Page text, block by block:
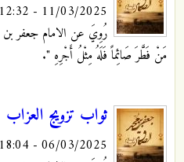
11/03/2025 - 12:32
رُوِيَ عن الامام جعفر بن
مَنْ فَطَّرَ صَائِماً فَلَهُ مِثْلُ أَجْرِهِ ".
ثواب تزويج العزاب
06/03/2025 - 18:04